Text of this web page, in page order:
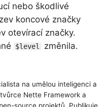
nebo škodlivé
koncové značky
otevírací značky.
$level změnila.
na umělou inteligenci a
Nette Framework a